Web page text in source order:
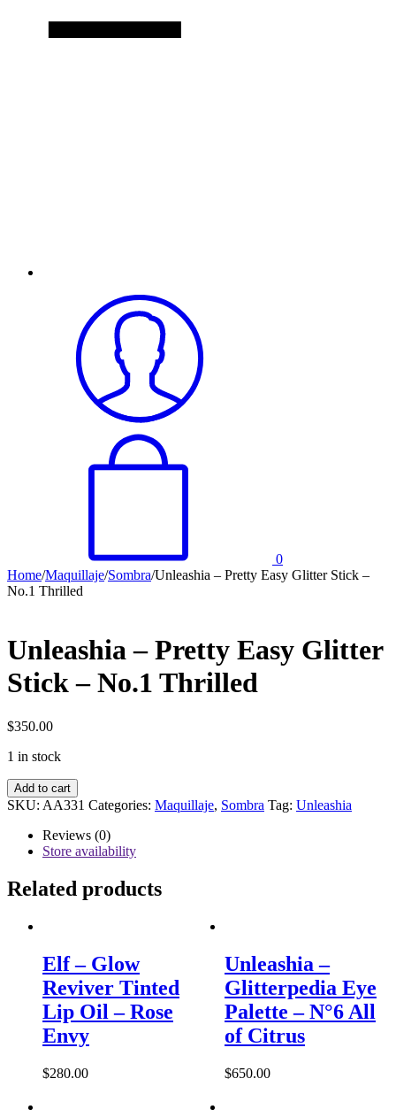
0
Home/Maquillaje/Sombra/Unleashia – Pretty Easy Glitter Stick –
No.1 Thrilled
Unleashia – Pretty Easy Glitter
Stick – No.1 Thrilled
$350.00
1 in stock
Unleashia
-
Easy
Glitter
-
No.1
quantity
Add to cart
SKU: AA331 Categories: Maquillaje, Sombra Tag: Unleashia
Reviews (0)
Store availability
Related products
Elf – Glow
Reviver Tinted
Lip Oil – Rose
Envy
$280.00
Unleashia –
Glitterpedia Eye
Palette – N°6 All
of Citrus
$650.00